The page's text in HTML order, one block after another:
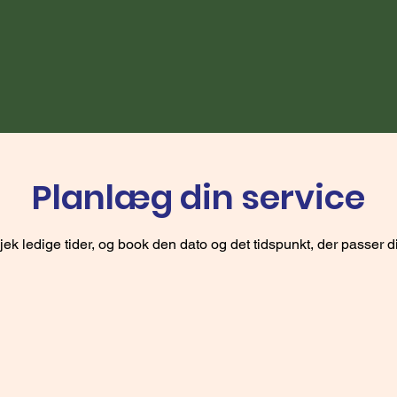
Planlæg din service
ledige tider, og book den dato og det tidspunkt, der passer